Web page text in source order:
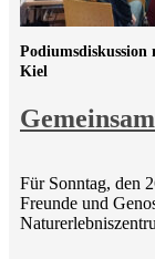
Kiel
Für Sonntag, den
Freunde und